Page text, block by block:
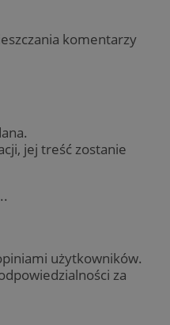
komentarzy
jej treść zostanie
użytkowników.
za